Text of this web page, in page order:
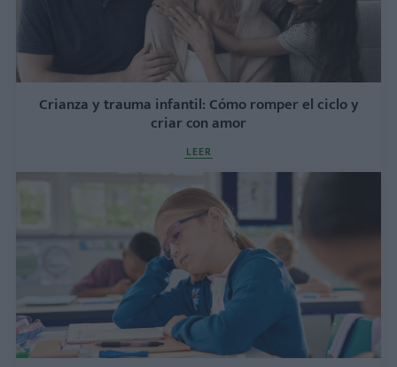
Crianza y trauma infantil: Cómo romper el ciclo y
criar con amor
LEER